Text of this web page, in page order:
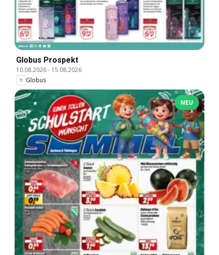
Globus Prospekt
10.08.2026- 15.08.2026
Globus
NEU